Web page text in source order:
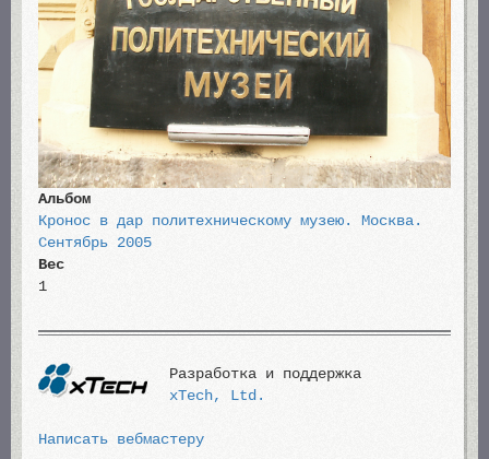
Альбом
Кронос в дар политехническому музею. Москва.
Сентябрь 2005
Вес
1
Разработка и поддержка
xTech, Ltd.
Написать вебмастеру